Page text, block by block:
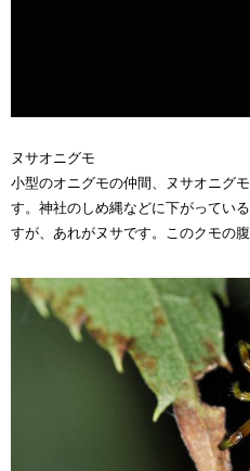
ヌサオニグモ
小型のオニグモの仲間、ヌサオニグ
す。神社のしめ縄などに下がってい
すが、あれがヌサです。このクモの